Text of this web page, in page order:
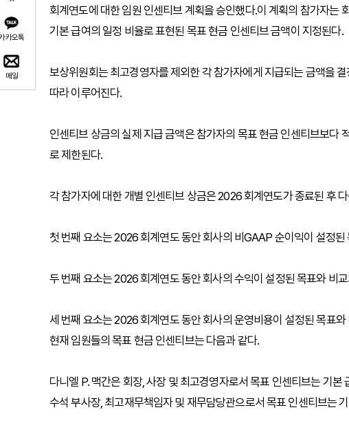
카오톡
메일
회계연도에 대한 임원 인센티브 계획을 승인했다.이 계획의 참가자는
기본 급여의 일정 비율로 표현된 목표 현금 인센티브 금액이 지정된다.
보상위원회는 최고경영자를 제외한 각 참가자에게 지급되는 금액을
따라 이루어진다.
인센티브 상금의 실제 지급 금액은 참가자의 목표 현금 인센티브보다
로 제한된다.
각 참가자에 대한 개별 인센티브 상금은 2026 회계연도가 종료된 후
첫 번째 요소는 2026 회계연도 동안 회사의 비GAAP 순이익이 설정
두 번째 요소는 2026 회계연도 동안 회사의 수익이 설정된 목표와 비
세 번째 요소는 2026 회계연도 동안 회사의 운영비용이 설정된 목표
현재 임원들의 목표 현금 인센티브는 다음과 같다.
다니엘 P. 맥간은 회장, 사장 및 최고경영자로서 목표 인센티브는 기
수석 부사장, 최고재무책임자 및 재무담당관으로서 목표 인센티브는